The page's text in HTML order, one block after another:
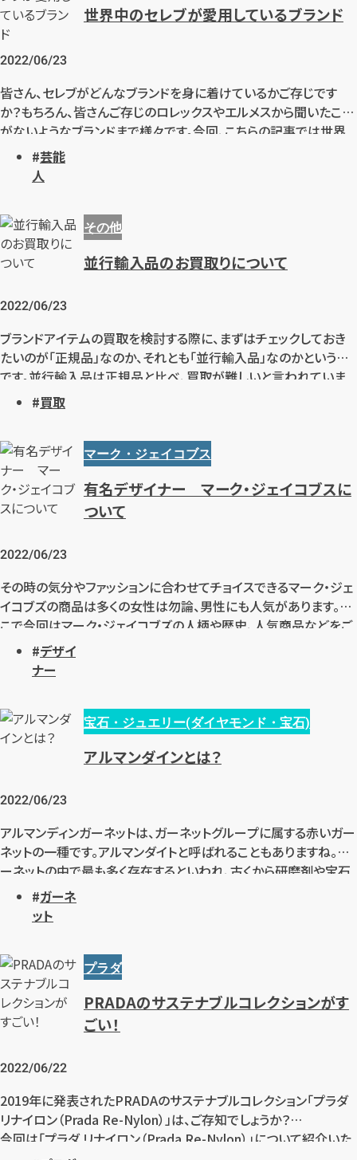
まずはお電話で無料査定
メールで無料相談する
世界中のセレブが愛用しているブランド
2022/06/23
皆さん、セレブがどんなブランドを身に着けているかご存じです
か？もちろん、皆さんご存じのロレックスやエルメスから聞いたこと
がないようなブランドまで様々です。今回、こちらの記事では世界
中のセレブがどのようなブランドの何の商品を身に着けているかご
紹介いたします！
芸能
人
その他
並行輸入品のお買取りについて
2022/06/23
ブランドアイテムの買取を検討する際に、まずはチェックしておき
たいのが「正規品」なのか、それとも「並行輸入品」なのかという点
です。並行輸入品は正規品と比べ、買取が難しいと言われていま
す。また、買取参考価格が下がってしまうケースもあります。なぜ、
このような差が生まれてしまうのでしょうか。また「並行輸入品をで
のでしょうか。詳しく解説します。
買取
マーク・ジェイコブス
有名デザイナー マーク・ジェイコブスに
ついて
2022/06/23
その時の気分やファッションに合わせてチョイスできるマーク・ジェ
イコブズの商品は多くの女性は勿論、男性にも人気があります。そ
こで今回はマーク・ジェイコブズの人柄や歴史、人気商品などをご
紹介！人気商品を参考に是非ご自身の生活スタイルに合うバック
を見つけてみてはいかがでしょうか。
デザイ
ナー
宝石・ジュエリー(ダイヤモンド・宝石)
アルマンダインとは？
2022/06/23
アルマンディンガーネットは、ガーネットグループに属する赤いガー
ネットの一種です。アルマンダイトと呼ばれることもありますね。ガ
ーネットの中で最も多く存在するといわれ、古くから研磨剤や宝石
として使用されてきた、歴史の長い宝石です。ガーネットとして街で
よく見かけるのもこの種類が多いのではないでしょうか。こちらで
は、アルマンダインガーネットの鉱物としての特徴から、色のバリエ
いてお伝えしていきます！
ガーネ
ット
プラダ
PRADAのサステナブルコレクションがす
ごい！
2022/06/22
2019年に発表されたPRADAのサステナブルコレクション「プラダ
リナイロン（Prada Re-Nylon）」は、ご存知でしょうか？
今回は「プラダ リナイロン（Prada Re-Nylon）」について紹介いた